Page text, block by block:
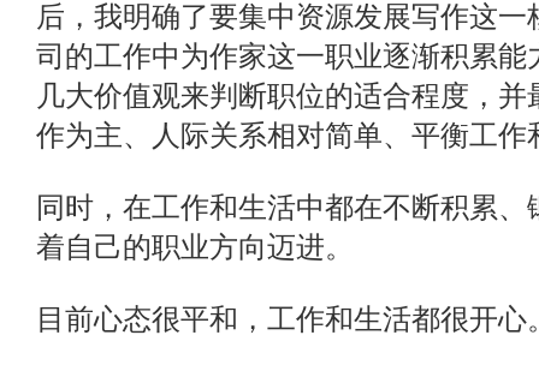
后，我明确了要集中资源发展写作这
司的工作中为作家这一职业逐渐积累
几大价值观来判断职位的适合程度，
作为主、人际关系相对简单、平衡工
同时，在工作和生活中都在不断积累
着自己的职业方向迈进。
目前心态很平和，工作和生活都很开心